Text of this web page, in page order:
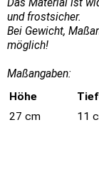
Das Material ist
und frostsicher.
Bei Gewicht,
möglich!
Maßangaben:
Höhe
27 cm
11